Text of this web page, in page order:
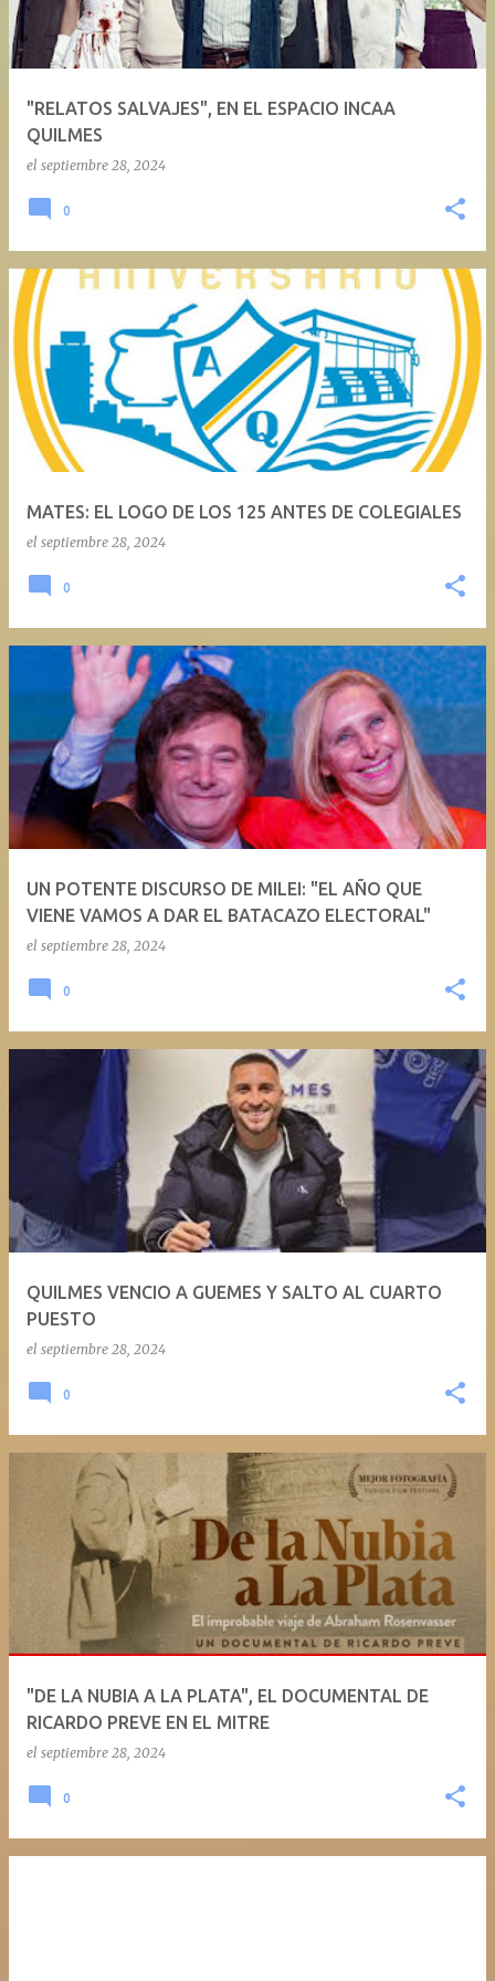
a
d
"RELATOS SALVAJES", EN EL ESPACIO INCAA
QUILMES
el septiembre 28, 2024
0
MATES: EL LOGO DE LOS 125 ANTES DE COLEGIALES
el septiembre 28, 2024
0
UN POTENTE DISCURSO DE MILEI: "EL AÑO QUE
VIENE VAMOS A DAR EL BATACAZO ELECTORAL"
el septiembre 28, 2024
0
QUILMES VENCIO A GUEMES Y SALTO AL CUARTO
PUESTO
el septiembre 28, 2024
0
"DE LA NUBIA A LA PLATA", EL DOCUMENTAL DE
RICARDO PREVE EN EL MITRE
el septiembre 28, 2024
0